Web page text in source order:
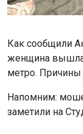
Как сообщили
женщина вышла
метро. Причины
Напомним:
заметили на